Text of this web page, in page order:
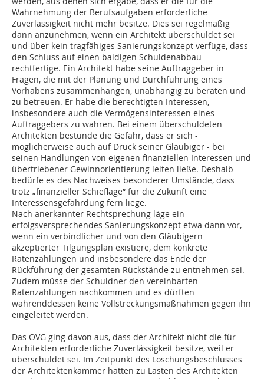
Wahrnehmung der Berufsaufgaben erforderliche
Zuverlässigkeit nicht mehr besitze. Dies sei regelmäßig
dann anzunehmen, wenn ein Architekt überschuldet sei
und über kein tragfähiges Sanierungskonzept verfüge, dass
den Schluss auf einen baldigen Schuldenabbau
rechtfertige. Ein Architekt habe seine Auftraggeber in
Fragen, die mit der Planung und Durchführung eines
Vorhabens zusammenhängen, unabhängig zu beraten und
zu betreuen. Er habe die berechtigten Interessen,
insbesondere auch die Vermögensinteressen eines
Auftraggebers zu wahren. Bei einem überschuldeten
Architekten bestünde die Gefahr, dass er sich -
möglicherweise auch auf Druck seiner Gläubiger - bei
seinen Handlungen von eigenen finanziellen Interessen und
übertriebener Gewinnorientierung leiten ließe. Deshalb
bedürfe es des Nachweises besonderer Umstände, dass
trotz „finanzieller Schieflage“ für die Zukunft eine
Interessensgefährdung fern liege.
Nach anerkannter Rechtsprechung läge ein
erfolgsversprechendes Sanierungskonzept etwa dann vor,
wenn ein verbindlicher und von den Gläubigern
akzeptierter Tilgungsplan existiere, dem konkrete
Ratenzahlungen und insbesondere das Ende der
Rückführung der gesamten Rückstände zu entnehmen sei.
Zudem müsse der Schuldner den vereinbarten
Ratenzahlungen nachkommen und es dürften
währenddessen keine Vollstreckungsmaßnahmen gegen ihn
eingeleitet werden.
Das OVG ging davon aus, dass der Architekt nicht die für
Architekten erforderliche Zuverlässigkeit besitze, weil er
überschuldet sei. Im Zeitpunkt des Löschungsbeschlusses
der Architektenkammer hätten zu Lasten des Architekten